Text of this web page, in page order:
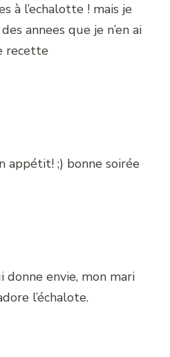
à l’echalotte ! mais je
annees que je n’en ai
recette
appétit! ;) bonne soirée
envie, mon mari
l’échalote.